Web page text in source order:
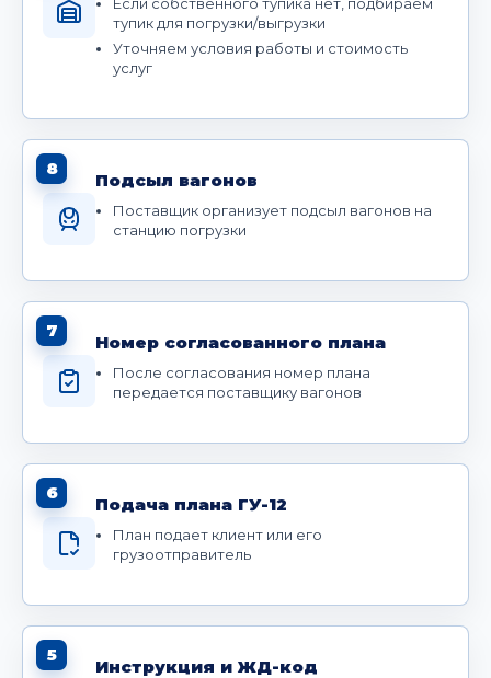
тупик для погрузки/выгрузки
Уточняем условия работы и стоимость
услуг
8
Подсыл вагонов
Поставщик организует подсыл вагонов на
станцию погрузки
7
Номер согласованного плана
После согласования номер плана
передается поставщику вагонов
6
Подача плана ГУ-12
План подает клиент или его
грузоотправитель
5
Инструкция и ЖД-код